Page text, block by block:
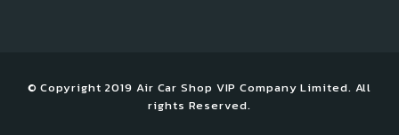
© Copyright 2019 Air Car Shop VIP Company Limited. All
rights Reserved.